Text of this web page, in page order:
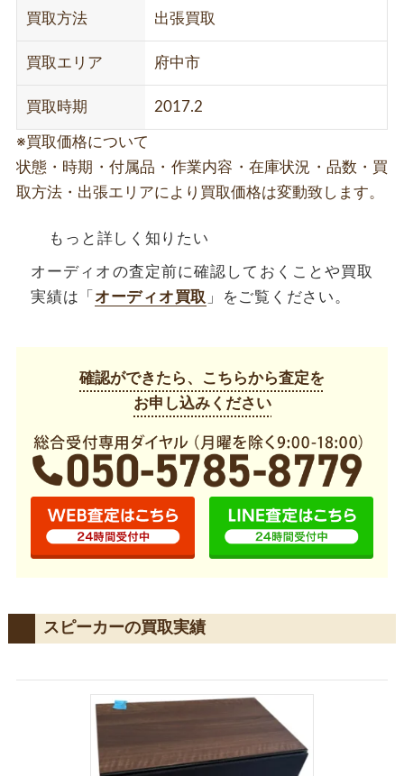
買取方法 出張買取
買取エリア 府中市
買取時期 2017.2
※買取価格について
状態・時期・付属品・作業内容・在庫状況・品数・買
取方法・出張エリアにより買取価格は変動致します。
もっと詳しく知りたい
オーディオの査定前に確認しておくことや買取
実績は「 オーディオ買取 」をご覧ください。
確認ができたら、こちらから査定を
お申し込みください
スピーカーの買取実績